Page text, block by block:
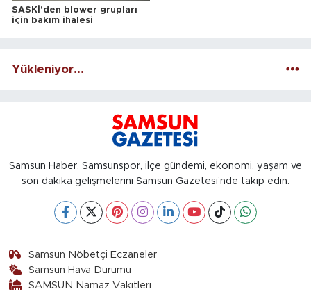
SASKİ'den blower grupları
için bakım ihalesi
Yükleniyor...
Samsun Haber, Samsunspor, ilçe gündemi, ekonomi, yaşam ve
son dakika gelişmelerini Samsun Gazetesi’nde takip edin.
Samsun Nöbetçi Eczaneler
Samsun Hava Durumu
SAMSUN Namaz Vakitleri